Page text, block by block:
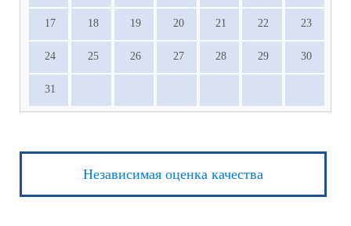
17 18 19 20 21 22 23
24 25 26 27 28 29 30
31
Независимая оценка качества